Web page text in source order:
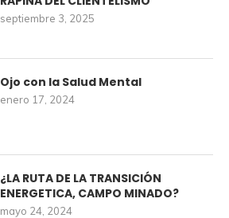
septiembre 3, 2025
Ojo con la Salud Mental
enero 17, 2024
¿LA RUTA DE LA TRANSICIÓN
ENERGETICA, CAMPO MINADO?
mayo 24, 2024